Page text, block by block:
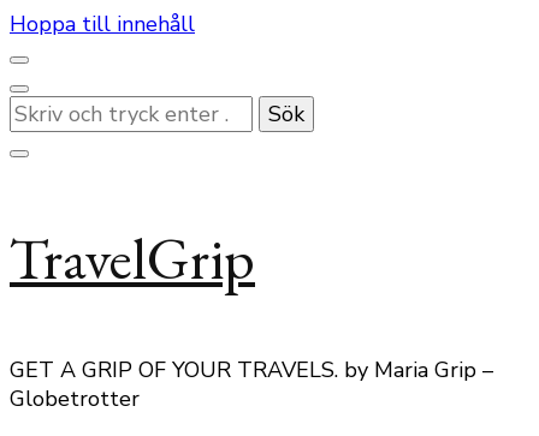
Hoppa till innehåll
Letar
du
efter
TravelGrip
GET A GRIP OF YOUR TRAVELS. by Maria Grip –
Globetrotter